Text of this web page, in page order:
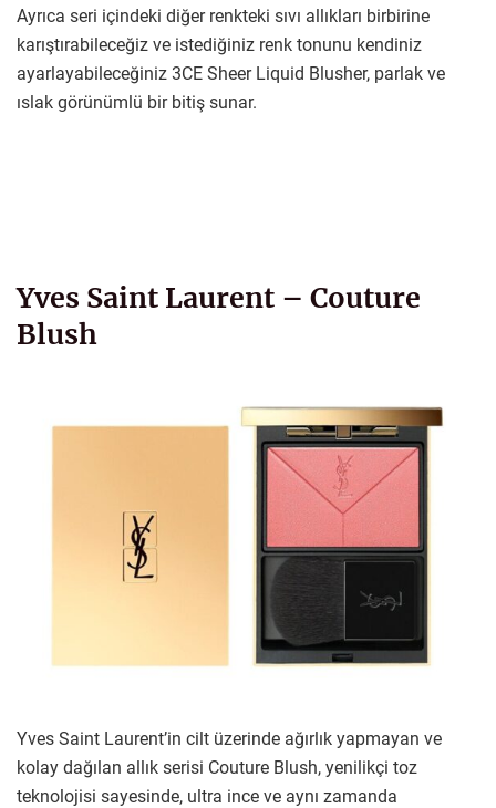
Ayrıca seri içindeki diğer renkteki sıvı allıkları birbirine
karıştırabileceğiz ve istediğiniz renk tonunu kendiniz
ayarlayabileceğiniz 3CE Sheer Liquid Blusher, parlak ve
ıslak görünümlü bir bitiş sunar.
Yves Saint Laurent – Couture
Blush
Yves Saint Laurent’in cilt üzerinde ağırlık yapmayan ve
kolay dağılan allık serisi Couture Blush, yenilikçi toz
teknolojisi sayesinde, ultra ince ve aynı zamanda